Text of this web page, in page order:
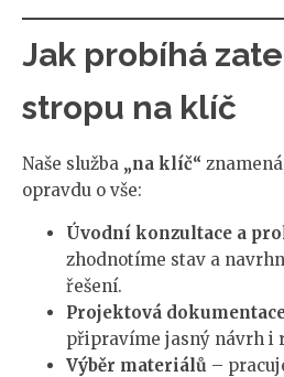
Jak probíhá
stropu na klíč
Naše služba „na klíč“
opravdu o vše:
Úvodní konzultace a
zhodnotíme stav a
řešení.
Projektová
připravíme jasný návrh i
Výběr materiálů –